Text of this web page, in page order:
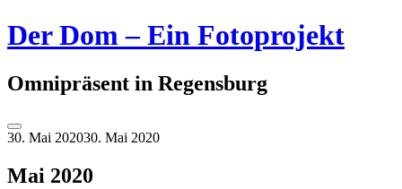
Springe
zum
Der Dom – Ein Fotoprojekt
Omnipräsent in Regensburg
Seitenleiste
umschalten
30. Mai 202030. Mai 2020
Mai 2020